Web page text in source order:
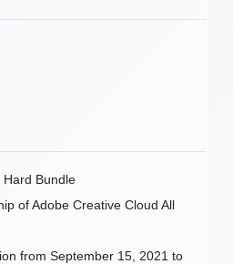
Bundle
of Adobe Creative Cloud All
from September 15, 2021 to